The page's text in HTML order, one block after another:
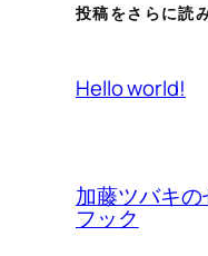
投稿をさらに読
Hello world!
加藤ツバキ
フック